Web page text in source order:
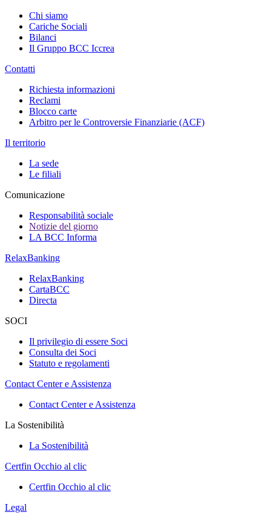
Chi siamo
Cariche Sociali
Bilanci
Il Gruppo BCC Iccrea
Contatti
Richiesta informazioni
Reclami
Blocco carte
Arbitro per le Controversie Finanziarie (ACF)
Il territorio
La sede
Le filiali
Comunicazione
Responsabilità sociale
Notizie del giorno
LA BCC Informa
RelaxBanking
RelaxBanking
CartaBCC
Directa
SOCI
Il privilegio di essere Soci
Consulta dei Soci
Statuto e regolamenti
Contact Center e Assistenza
Contact Center e Assistenza
La Sostenibilità
La Sostenibilità
Certfin Occhio al clic
Certfin Occhio al clic
Legal